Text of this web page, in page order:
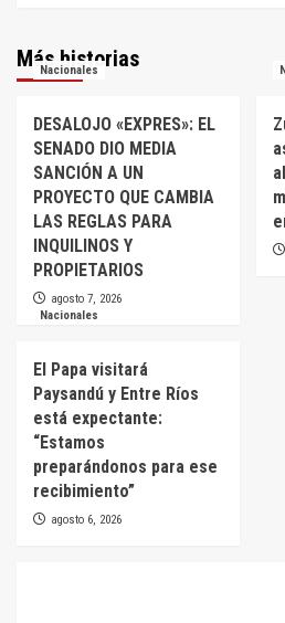
Más historias
Nacionales
DESALOJO «EXPRES»: EL
SENADO DIO MEDIA
SANCIÓN A UN
PROYECTO QUE CAMBIA
LAS REGLAS PARA
INQUILINOS Y
PROPIETARIOS
agosto 7, 2026
Nacionales
El Papa visitará
Paysandú y Entre Ríos
está expectante:
“Estamos
preparándonos para ese
recibimiento”
agosto 6, 2026